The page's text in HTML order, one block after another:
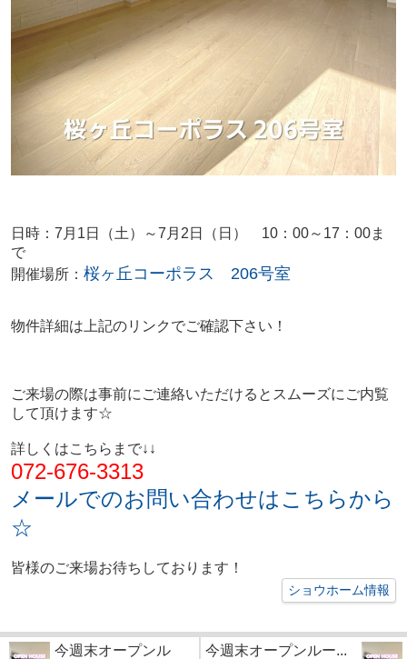
日時：7月1日（土）～7月2日（日） 10：00～17：00ま
で
開催場所： 桜ヶ丘コーポラス 206号室
物件詳細は上記のリンクでご確認下さい！
ご来場の際は事前にご連絡いただけるとスムーズにご内覧
して頂けます☆
詳しくはこちらまで↓↓
072-676-3313
メールでのお問い合わせはこちらから
☆
皆様のご来場お待ちしております！
ショウホーム情報
今週末オープンル
今週末オープンルー...